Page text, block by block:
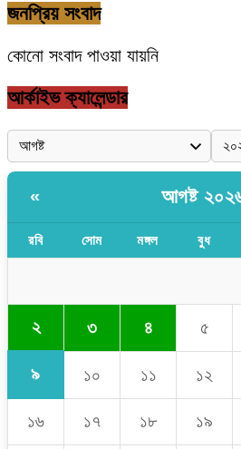
জনপ্রিয় সংবাদ
কোনো সংবাদ পাওয়া যায়নি
আর্কাইভ ক্যালেন্ডার
« আগষ্ট
রবি সোম মঙ্গল বুধ
২ ৩ ৪ ৫
৯ ১০ ১১ ১২
১৬ ১৭ ১৮ ১৯